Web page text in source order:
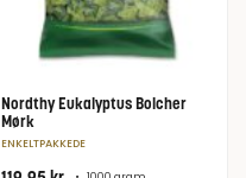
Nordthy Eukalyptus Bolcher
Mørk
ENKELTPAKKEDE